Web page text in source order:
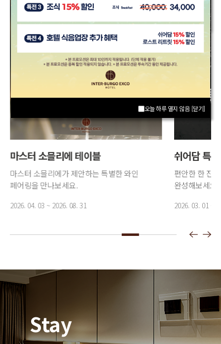
오늘 하루 열지 않음 [닫기]
오늘 하루 열지 않음 [닫기]
오늘 하루 열지 않음 [닫기]
VIEW MORE
마스터 소믈리에 테이블
마스터 소믈리에가 제안하는 특별한 와인
페어링을 만나보세요.
2026. 04. 03 ~ 2026. 08. 31
쉬어담 특
편안한 한 잔
완성해보세요.
2026. 03. 01 ~
Stay